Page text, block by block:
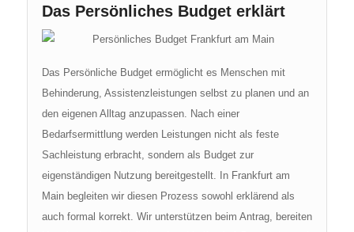
Das Persönliches Budget erklärt
Das Persönliche Budget ermöglicht es Menschen mit
Behinderung, Assistenzleistungen selbst zu planen und an
den eigenen Alltag anzupassen. Nach einer
Bedarfsermittlung werden Leistungen nicht als feste
Sachleistung erbracht, sondern als Budget zur
eigenständigen Nutzung bereitgestellt. In Frankfurt am
Main begleiten wir diesen Prozess sowohl erklärend als
auch formal korrekt. Wir unterstützen beim Antrag, bereiten